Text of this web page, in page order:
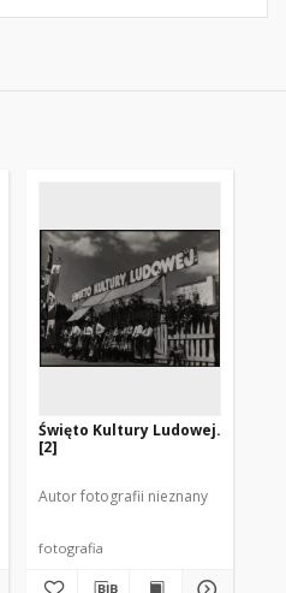
Święto Kultury Ludowej.
[2]
Autor fotografii nieznany
fotografia